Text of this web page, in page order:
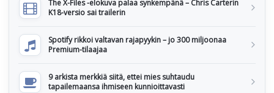
The X-Files -elokuva palaa synkempänä – Chris Carterin
K18-versio sai trailerin
Spotify rikkoi valtavan rajapyykin – jo 300 miljoonaa
Premium-tilaajaa
9 arkista merkkiä siitä, ettei mies suhtaudu
tapailemaansa ihmiseen kunnioittavasti